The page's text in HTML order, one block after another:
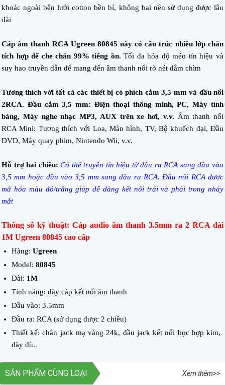
khoác ngoài bện lưới cotton bền bỉ, không bai nên sử dụng được lâu
dài
Cáp âm thanh RCA Ugreen 80845 này có cấu trúc nhiều lớp chắn
tích hợp để che chắn 99% tiếng ồn. Tối đa hóa độ méo tín hiệu và
suy hao truyền dẫn để mang đến âm thanh nổi rõ nét đắm chìm
Tương thích với tất cả các thiết bị có phích cắm 3,5 mm và đầu nối
2RCA. Đầu cắm 3,5 mm: Điện thoại thông minh, PC, Máy tính
bảng, Máy nghe nhạc MP3, AUX trên xe hơi, v.v. Âm thanh nổi
RCA Mini: Tương thích với Loa, Màn hình, TV, Bộ khuếch đại, Đầu
DVD, Máy quay phim, Nintendo Wii, v.v.
Hỗ trợ hai chiều: Có thể truyền tín hiệu từ đầu ra RCA sang đầu vào
3,5 mm hoặc đầu vào 3,5 mm sang đầu ra RCA. Đầu nối RCA được
mã hóa màu đỏ/trắng giúp dễ dàng kết nối trái và phải trong nháy
mắt
Thông số kỹ thuật: Cáp audio âm thanh 3.5mm ra 2 RCA dài
1M Ugreen 80845 cao cấp
Hãng: Ugreen
Model: 80845
Dài: 1M
Tính năng: dây cáp kết nối âm thanh
Đầu vào: 3.5mm
Đầu ra: RCA (sử dụng được 2 chiều)
Thiết kế: chân jack mạ vàng 24k, đầu jack kết nối bọc hợp kim,
dây dù..
Xem thêm>>
SẢN PHẨM CÙNG LOẠI